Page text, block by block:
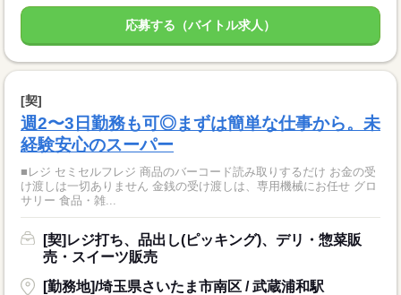
応募する（バイトル求人）
[契]
週2〜3日勤務も可◎まずは簡単な仕事から。未
経験安心のスーパー
■レジ セミセルフレジ 商品のバーコード読み取りするだけ お金の受
け渡しは一切ありません 金銭の受け渡しは、専用機械にお任せ グロ
サリー 食品・雑...
[契]レジ打ち、品出し(ピッキング)、デリ・惣菜販
売・スイーツ販売
[勤務地]/埼玉県さいたま市南区 / 武蔵浦和駅